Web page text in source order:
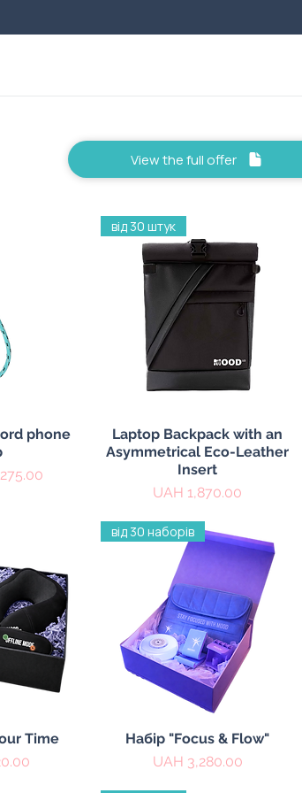
phone
Quick View
від 30 штук
Laptop Backpack with an
Asymmetrical Eco-Leather
Insert
Price
UAH 1,870.00
Time
Quick View
від 30 наборів
Набір "Focus & Flow"
Price
UAH 3,280.00
View the full offer